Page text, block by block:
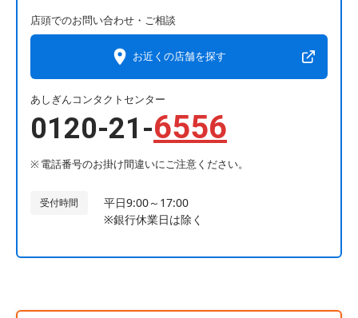
店頭でのお問い合わせ・ご相談
お近くの店舗を探す
あしぎんコンタクトセンター
0120-21-6556
電話番号のお掛け間違いにご注意ください。
受付時間
平日9:00～17:00
※銀行休業日は除く